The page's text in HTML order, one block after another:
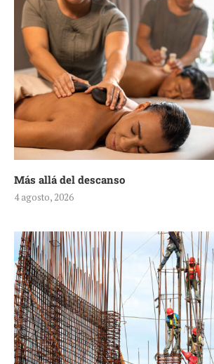
Más allá del descanso
4 agosto, 2026